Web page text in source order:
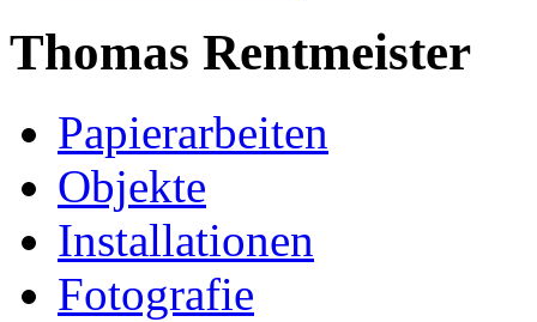
Thomas Rentmeister
Papierarbeiten
Objekte
Installationen
Fotografie